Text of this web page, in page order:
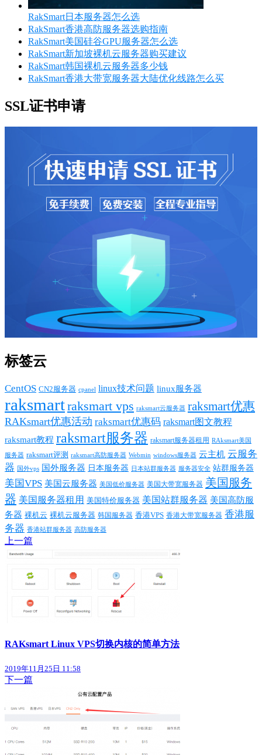
RakSmart日本服务器怎么选
RakSmart香港高防服务器选购指南
RakSmart美国硅谷GPU服务器怎么选
RakSmart新加坡裸机云服务器购买建议
RakSmart韩国裸机云服务器多少钱
RakSmart香港大带宽服务器大陆优化线路怎么买
SSL证书申请
标签云
CentOS CN2服务器 cpanel linux技术问题 linux服务器
raksmartraksmart vps raksmart云服务器 raksmart优惠
RAKsmart优惠活动 raksmart优惠码 raksmart图文教程
raksmart教程 raksmart服务器 raksmart服务器租用 RAksmart美国
服务器 raksmart评测 raksmart高防服务器 Webmin windows服务器 云主机 云服务
器 国外vps 国外服务器 日本服务器 日本站群服务器 服务器安全 站群服务器
美国VPS 美国云服务器 美国低价服务器 美国大带宽服务器 美国服务
器 美国服务器租用 美国特价服务器 美国站群服务器 美国高防服
务器 裸机云 裸机云服务器 韩国服务器 香港VPS 香港大带宽服务器 香港服
务器 香港站群服务器 高防服务器
上一篇
RAKsmart Linux VPS切换内核的简单方法
2019年11月25日 11:58
下一篇